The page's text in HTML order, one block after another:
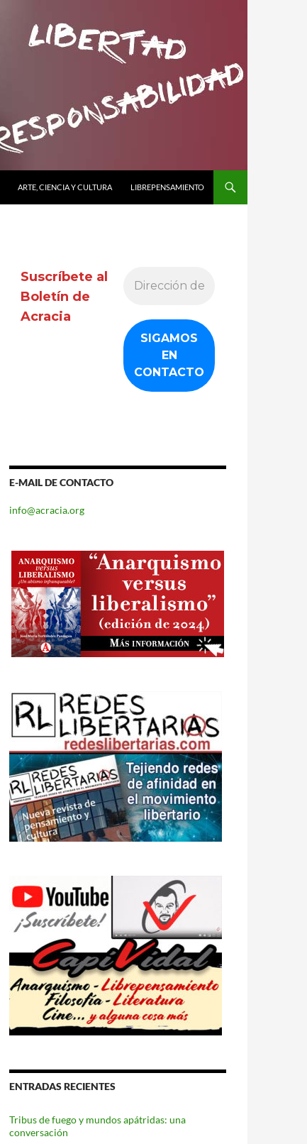
ARTE, CIENCIA Y CULTURA LIBREPENSAMIENTO
Suscríbete al
Boletín de
Acracia
E-MAIL DE CONTACTO
info@acracia.org
ENTRADAS RECIENTES
Tribus de fuego y mundos apátridas: una
conversación